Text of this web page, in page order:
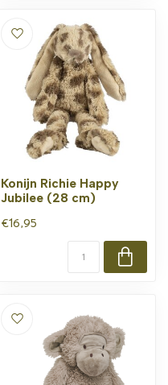
Konijn Richie Happy
Jubilee (28 cm)
€16,95